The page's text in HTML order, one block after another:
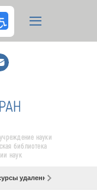
науки
библиотека
наук
удаленного доступа